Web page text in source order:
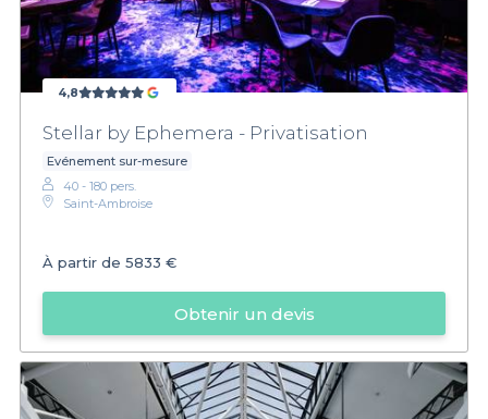
4,8
Stellar by Ephemera - Privatisation
Evénement sur-mesure
40 - 180 pers.
Saint-Ambroise
À partir de 5833 €
Obtenir un devis